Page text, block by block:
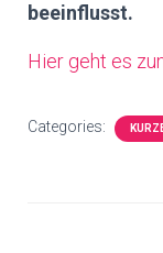
beeinflusst.
Hier geht es
Categories: